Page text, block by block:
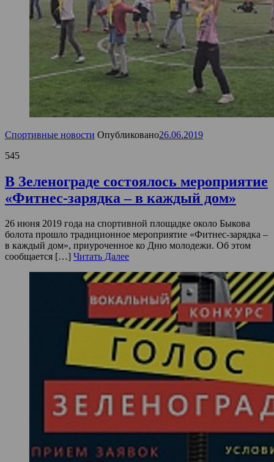
Спортивные новости Опубликовано26.06.2019
545
В Зеленограде состоялось мероприятие
«Фитнес-зарядка – в каждый дом»
26 июня 2019 года на спортивной площадке около Быкова
болота прошло традиционное мероприятие «Фитнес-зарядка –
в каждый дом», приуроченное ко Дню молодежи. Об этом
сообщается […] Читать Далее